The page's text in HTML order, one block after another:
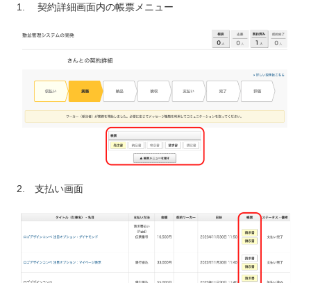
1. 契約詳細画面内の帳票メニュー
2. 支払い画面